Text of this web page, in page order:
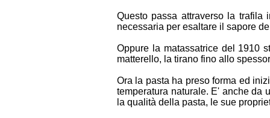
Questo passa attraverso la trafila
necessaria per esaltare il sapore
Oppure la matassatrice del 1910
matterello, la tirano fino allo
Ora la pasta ha preso forma ed
temperatura naturale. E' anche da
la qualità della pasta, le sue